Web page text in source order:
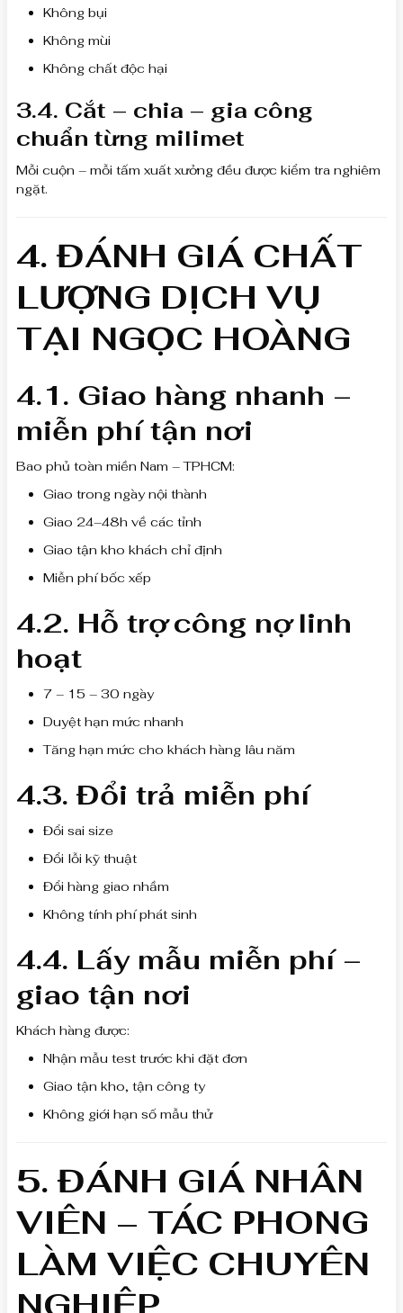
Không bụi
Không mùi
Không chất độc hại
3.4. Cắt – chia – gia công
chuẩn từng milimet
Mỗi cuộn – mỗi tấm xuất xưởng đều được kiểm tra nghiêm
ngặt.
4. ĐÁNH GIÁ CHẤT
LƯỢNG DỊCH VỤ
TẠI NGỌC HOÀNG
4.1. Giao hàng nhanh –
miễn phí tận nơi
Bao phủ toàn miền Nam – TPHCM:
Giao trong ngày nội thành
Giao 24–48h về các tỉnh
Giao tận kho khách chỉ định
Miễn phí bốc xếp
4.2. Hỗ trợ công nợ linh
hoạt
7 – 15 – 30 ngày
Duyệt hạn mức nhanh
Tăng hạn mức cho khách hàng lâu năm
4.3. Đổi trả miễn phí
Đổi sai size
Đổi lỗi kỹ thuật
Đổi hàng giao nhầm
Không tính phí phát sinh
4.4. Lấy mẫu miễn phí –
giao tận nơi
Khách hàng được:
Nhận mẫu test trước khi đặt đơn
Giao tận kho, tận công ty
Không giới hạn số mẫu thử
5. ĐÁNH GIÁ NHÂN
VIÊN – TÁC PHONG
LÀM VIỆC CHUYÊN